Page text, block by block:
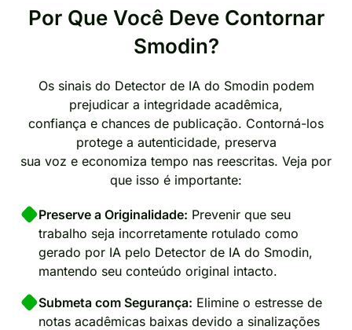
Por Que Você Deve Contornar
Smodin?
Os sinais do Detector de IA do Smodin podem
prejudicar a integridade acadêmica,
confiança e chances de publicação. Contorná-los
protege a autenticidade, preserva
sua voz e economiza tempo nas reescritas. Veja por
que isso é importante:
Preserve a Originalidade: Prevenir que seu
trabalho seja incorretamente rotulado como
gerado por IA pelo Detector de IA do Smodin,
mantendo seu conteúdo original intacto.
Submeta com Segurança: Elimine o estresse de
notas acadêmicas baixas devido a sinalizações